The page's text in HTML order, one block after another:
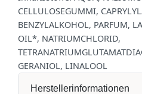
CELLULOSEGUMMI,
BENZYLALKOHOL, PARFUM,
OIL*, NATRIUMCHLORID,
GERANIOL, LINALOOL
Herstellerinformationen